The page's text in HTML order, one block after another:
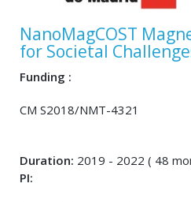
NanoMagCOST
for Societal
Funding :
CM S2018/NMT-4321
Duration: 2019 - 2022 ( 48
PI: